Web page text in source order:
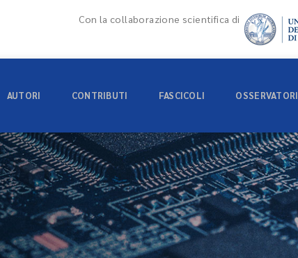
Con la collaborazione scientifica di
AUTORI CONTRIBUTI FASCICOLI OSSERVATORI